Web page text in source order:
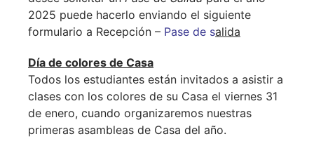
2025 puede hacerlo enviando el siguiente
formulario a Recepción – Pase de salida
Día de colores de Casa
Todos los estudiantes están invitados a asistir a
clases con los colores de su Casa el viernes 31
de enero, cuando organizaremos nuestras
primeras asambleas de Casa del año.